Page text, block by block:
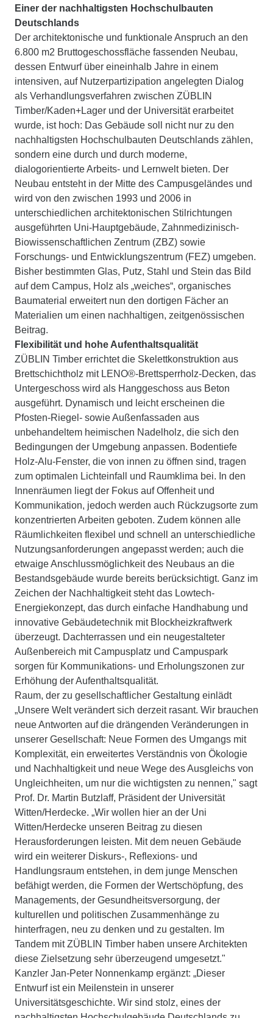
Einer der nachhaltigsten Hochschulbauten
Deutschlands
Der architektonische und funktionale Anspruch an den
6.800 m2 Bruttogeschossfläche fassenden Neubau,
dessen Entwurf über eineinhalb Jahre in einem
intensiven, auf Nutzerpartizipation angelegten Dialog
als Verhandlungsverfahren zwischen ZÜBLIN
Timber/Kaden+Lager und der Universität erarbeitet
wurde, ist hoch: Das Gebäude soll nicht nur zu den
nachhaltigsten Hochschulbauten Deutschlands zählen,
sondern eine durch und durch moderne,
dialogorientierte Arbeits- und Lernwelt bieten. Der
Neubau entsteht in der Mitte des Campusgeländes und
wird von den zwischen 1993 und 2006 in
unterschiedlichen architektonischen Stilrichtungen
ausgeführten Uni-Hauptgebäude, Zahnmedizinisch-
Biowissenschaftlichen Zentrum (ZBZ) sowie
Forschungs- und Entwicklungszentrum (FEZ) umgeben.
Bisher bestimmten Glas, Putz, Stahl und Stein das Bild
auf dem Campus, Holz als „weiches“, organisches
Baumaterial erweitert nun den dortigen Fächer an
Materialien um einen nachhaltigen, zeitgenössischen
Beitrag.
Flexibilität und hohe Aufenthaltsqualität
ZÜBLIN Timber errichtet die Skelettkonstruktion aus
Brettschichtholz mit LENO®-Brettsperrholz-Decken, das
Untergeschoss wird als Hanggeschoss aus Beton
ausgeführt. Dynamisch und leicht erscheinen die
Pfosten-Riegel- sowie Außenfassaden aus
unbehandeltem heimischen Nadelholz, die sich den
Bedingungen der Umgebung anpassen. Bodentiefe
Holz-Alu-Fenster, die von innen zu öffnen sind, tragen
zum optimalen Lichteinfall und Raumklima bei. In den
Innenräumen liegt der Fokus auf Offenheit und
Kommunikation, jedoch werden auch Rückzugsorte zum
konzentrierten Arbeiten geboten. Zudem können alle
Räumlichkeiten flexibel und schnell an unterschiedliche
Nutzungsanforderungen angepasst werden; auch die
etwaige Anschlussmöglichkeit des Neubaus an die
Bestandsgebäude wurde bereits berücksichtigt. Ganz im
Zeichen der Nachhaltigkeit steht das Lowtech-
Energiekonzept, das durch einfache Handhabung und
innovative Gebäudetechnik mit Blockheizkraftwerk
überzeugt. Dachterrassen und ein neugestalteter
Außenbereich mit Campusplatz und Campuspark
sorgen für Kommunikations- und Erholungszonen zur
Erhöhung der Aufenthaltsqualität.
Raum, der zu gesellschaftlicher Gestaltung einlädt
„Unsere Welt verändert sich derzeit rasant. Wir brauchen
neue Antworten auf die drängenden Veränderungen in
unserer Gesellschaft: Neue Formen des Umgangs mit
Komplexität, ein erweitertes Verständnis von Ökologie
und Nachhaltigkeit und neue Wege des Ausgleichs von
Ungleichheiten, um nur die wichtigsten zu nennen," sagt
Prof. Dr. Martin Butzlaff, Präsident der Universität
Witten/Herdecke. „Wir wollen hier an der Uni
Witten/Herdecke unseren Beitrag zu diesen
Herausforderungen leisten. Mit dem neuen Gebäude
wird ein weiterer Diskurs-, Reflexions- und
Handlungsraum entstehen, in dem junge Menschen
befähigt werden, die Formen der Wertschöpfung, des
Managements, der Gesundheitsversorgung, der
kulturellen und politischen Zusammenhänge zu
hinterfragen, neu zu denken und zu gestalten. Im
Tandem mit ZÜBLIN Timber haben unsere Architekten
diese Zielsetzung sehr überzeugend umgesetzt."
Kanzler Jan-Peter Nonnenkamp ergänzt: „Dieser
Entwurf ist ein Meilenstein in unserer
Universitätsgeschichte. Wir sind stolz, eines der